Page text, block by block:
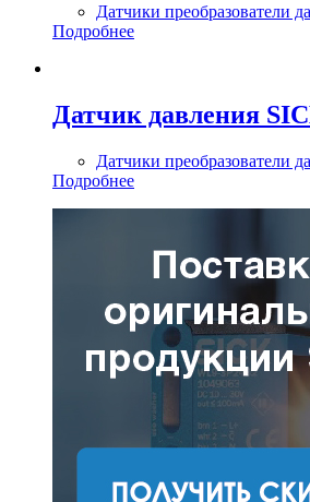
Датчики преобразователи
Подробнее
Датчик давления
Датчики преобразователи
Подробнее